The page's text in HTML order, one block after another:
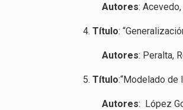
Autores:
Título:
Autores: Peralta,
Título:“Modelado de
Autores: López